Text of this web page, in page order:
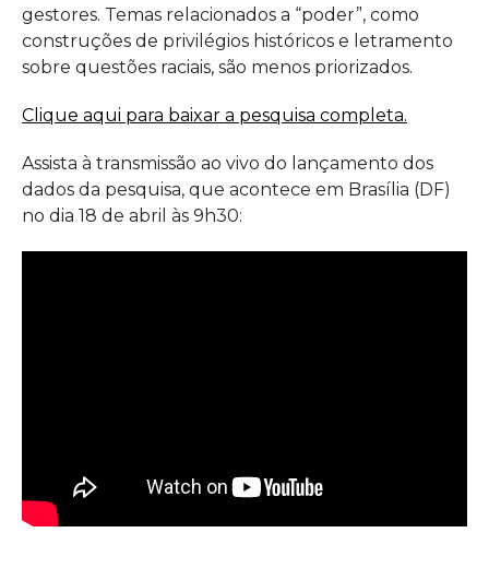
gestores. Temas relacionados a “poder”, como
construções de privilégios históricos e letramento
sobre questões raciais, são menos priorizados.
Clique aqui para baixar a pesquisa completa.
Assista à transmissão ao vivo do lançamento dos
dados da pesquisa, que acontece em Brasília (DF)
no dia 18 de abril às 9h30: